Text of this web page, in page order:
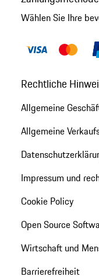
Wählen Sie Ihre
Rechtliche
Allgemeine
Allgemeine
Impressum und
Cookie Policy
Open Source
Wirtschaft und
Barrierefreiheit